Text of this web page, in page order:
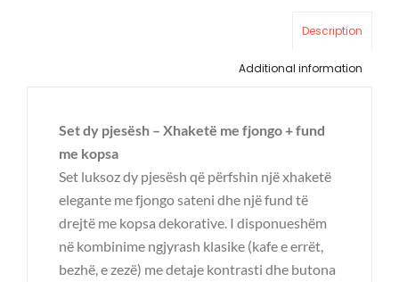
Description
Additional information
Set dy pjesësh – Xhaketë me fjongo + fund
me kopsa
Set luksoz dy pjesësh që përfshin një xhaketë
elegante me fjongo sateni dhe një fund të
drejtë me kopsa dekorative. I disponueshëm
në kombinime ngjyrash klasike (kafe e errët,
bezhë, e zezë) me detaje kontrasti dhe butona